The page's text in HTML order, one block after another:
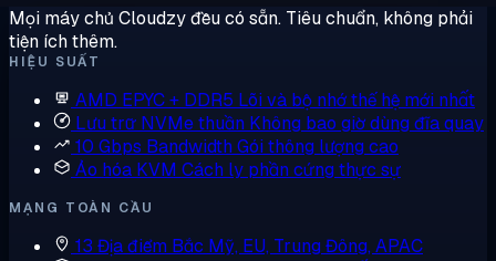
Mọi máy chủ Cloudzy đều có sẵn. Tiêu chuẩn, không phải
tiện ích thêm.
HIỆU SUẤT
AMD EPYC + DDR5 Lõi và bộ nhớ thế hệ mới nhất
Lưu trữ NVMe thuần Không bao giờ dùng đĩa quay
10 Gbps Bandwidth Gói thông lượng cao
Ảo hóa KVM Cách ly phần cứng thực sự
MẠNG TOÀN CẦU
13 Địa điểm Bắc Mỹ, EU, Trung Đông, APAC